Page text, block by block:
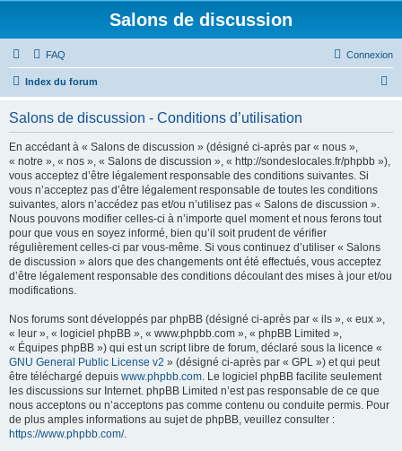
Salons de discussion
FAQ Connexion
Index du forum
Salons de discussion - Conditions d’utilisation
En accédant à « Salons de discussion » (désigné ci-après par « nous »,
« notre », « nos », « Salons de discussion », « http://sondeslocales.fr/phpbb »),
vous acceptez d’être légalement responsable des conditions suivantes. Si
vous n’acceptez pas d’être légalement responsable de toutes les conditions
suivantes, alors n’accédez pas et/ou n’utilisez pas « Salons de discussion ».
Nous pouvons modifier celles-ci à n’importe quel moment et nous ferons tout
pour que vous en soyez informé, bien qu’il soit prudent de vérifier
régulièrement celles-ci par vous-même. Si vous continuez d’utiliser « Salons
de discussion » alors que des changements ont été effectués, vous acceptez
d’être légalement responsable des conditions découlant des mises à jour et/ou
modifications.
Nos forums sont développés par phpBB (désigné ci-après par « ils », « eux »,
« leur », « logiciel phpBB », « www.phpbb.com », « phpBB Limited »,
« Équipes phpBB ») qui est un script libre de forum, déclaré sous la licence «
GNU General Public License v2 » (désigné ci-après par « GPL ») et qui peut
être téléchargé depuis www.phpbb.com. Le logiciel phpBB facilite seulement
les discussions sur Internet. phpBB Limited n’est pas responsable de ce que
nous acceptons ou n’acceptons pas comme contenu ou conduite permis. Pour
de plus amples informations au sujet de phpBB, veuillez consulter :
https://www.phpbb.com/.